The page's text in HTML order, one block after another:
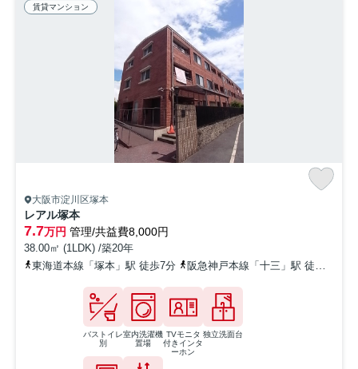
賃貸マンション
大阪市淀川区塚本
レアル塚本
7.7万円 管理/共益費8,000円
38.00㎡ (1LDK) /築20年
東海道本線「塚本」駅 徒歩7分
阪急神戸本線「十三」駅 徒歩16分
バストイレ
別
室内洗濯機
置場
TVモニタ
付きインタ
ーホン
独立洗面台